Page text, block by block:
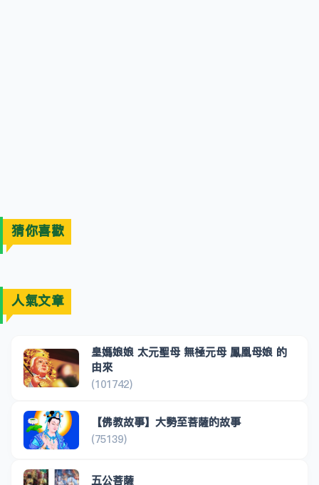
猜你喜歡
人氣文章
皇媽娘娘 太元聖母 無極元母 鳳凰母娘 的
由來
(101742)
【佛教故事】大勢至菩薩的故事
(75139)
五公菩薩